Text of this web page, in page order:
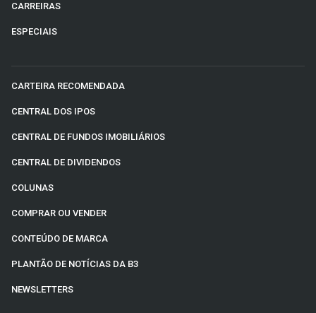
CARREIRAS
ESPECIAIS
CARTEIRA RECOMENDADA
CENTRAL DOS IPOS
CENTRAL DE FUNDOS IMOBILIÁRIOS
CENTRAL DE DIVIDENDOS
COLUNAS
COMPRAR OU VENDER
CONTEÚDO DE MARCA
PLANTÃO DE NOTÍCIAS DA B3
NEWSLETTERS